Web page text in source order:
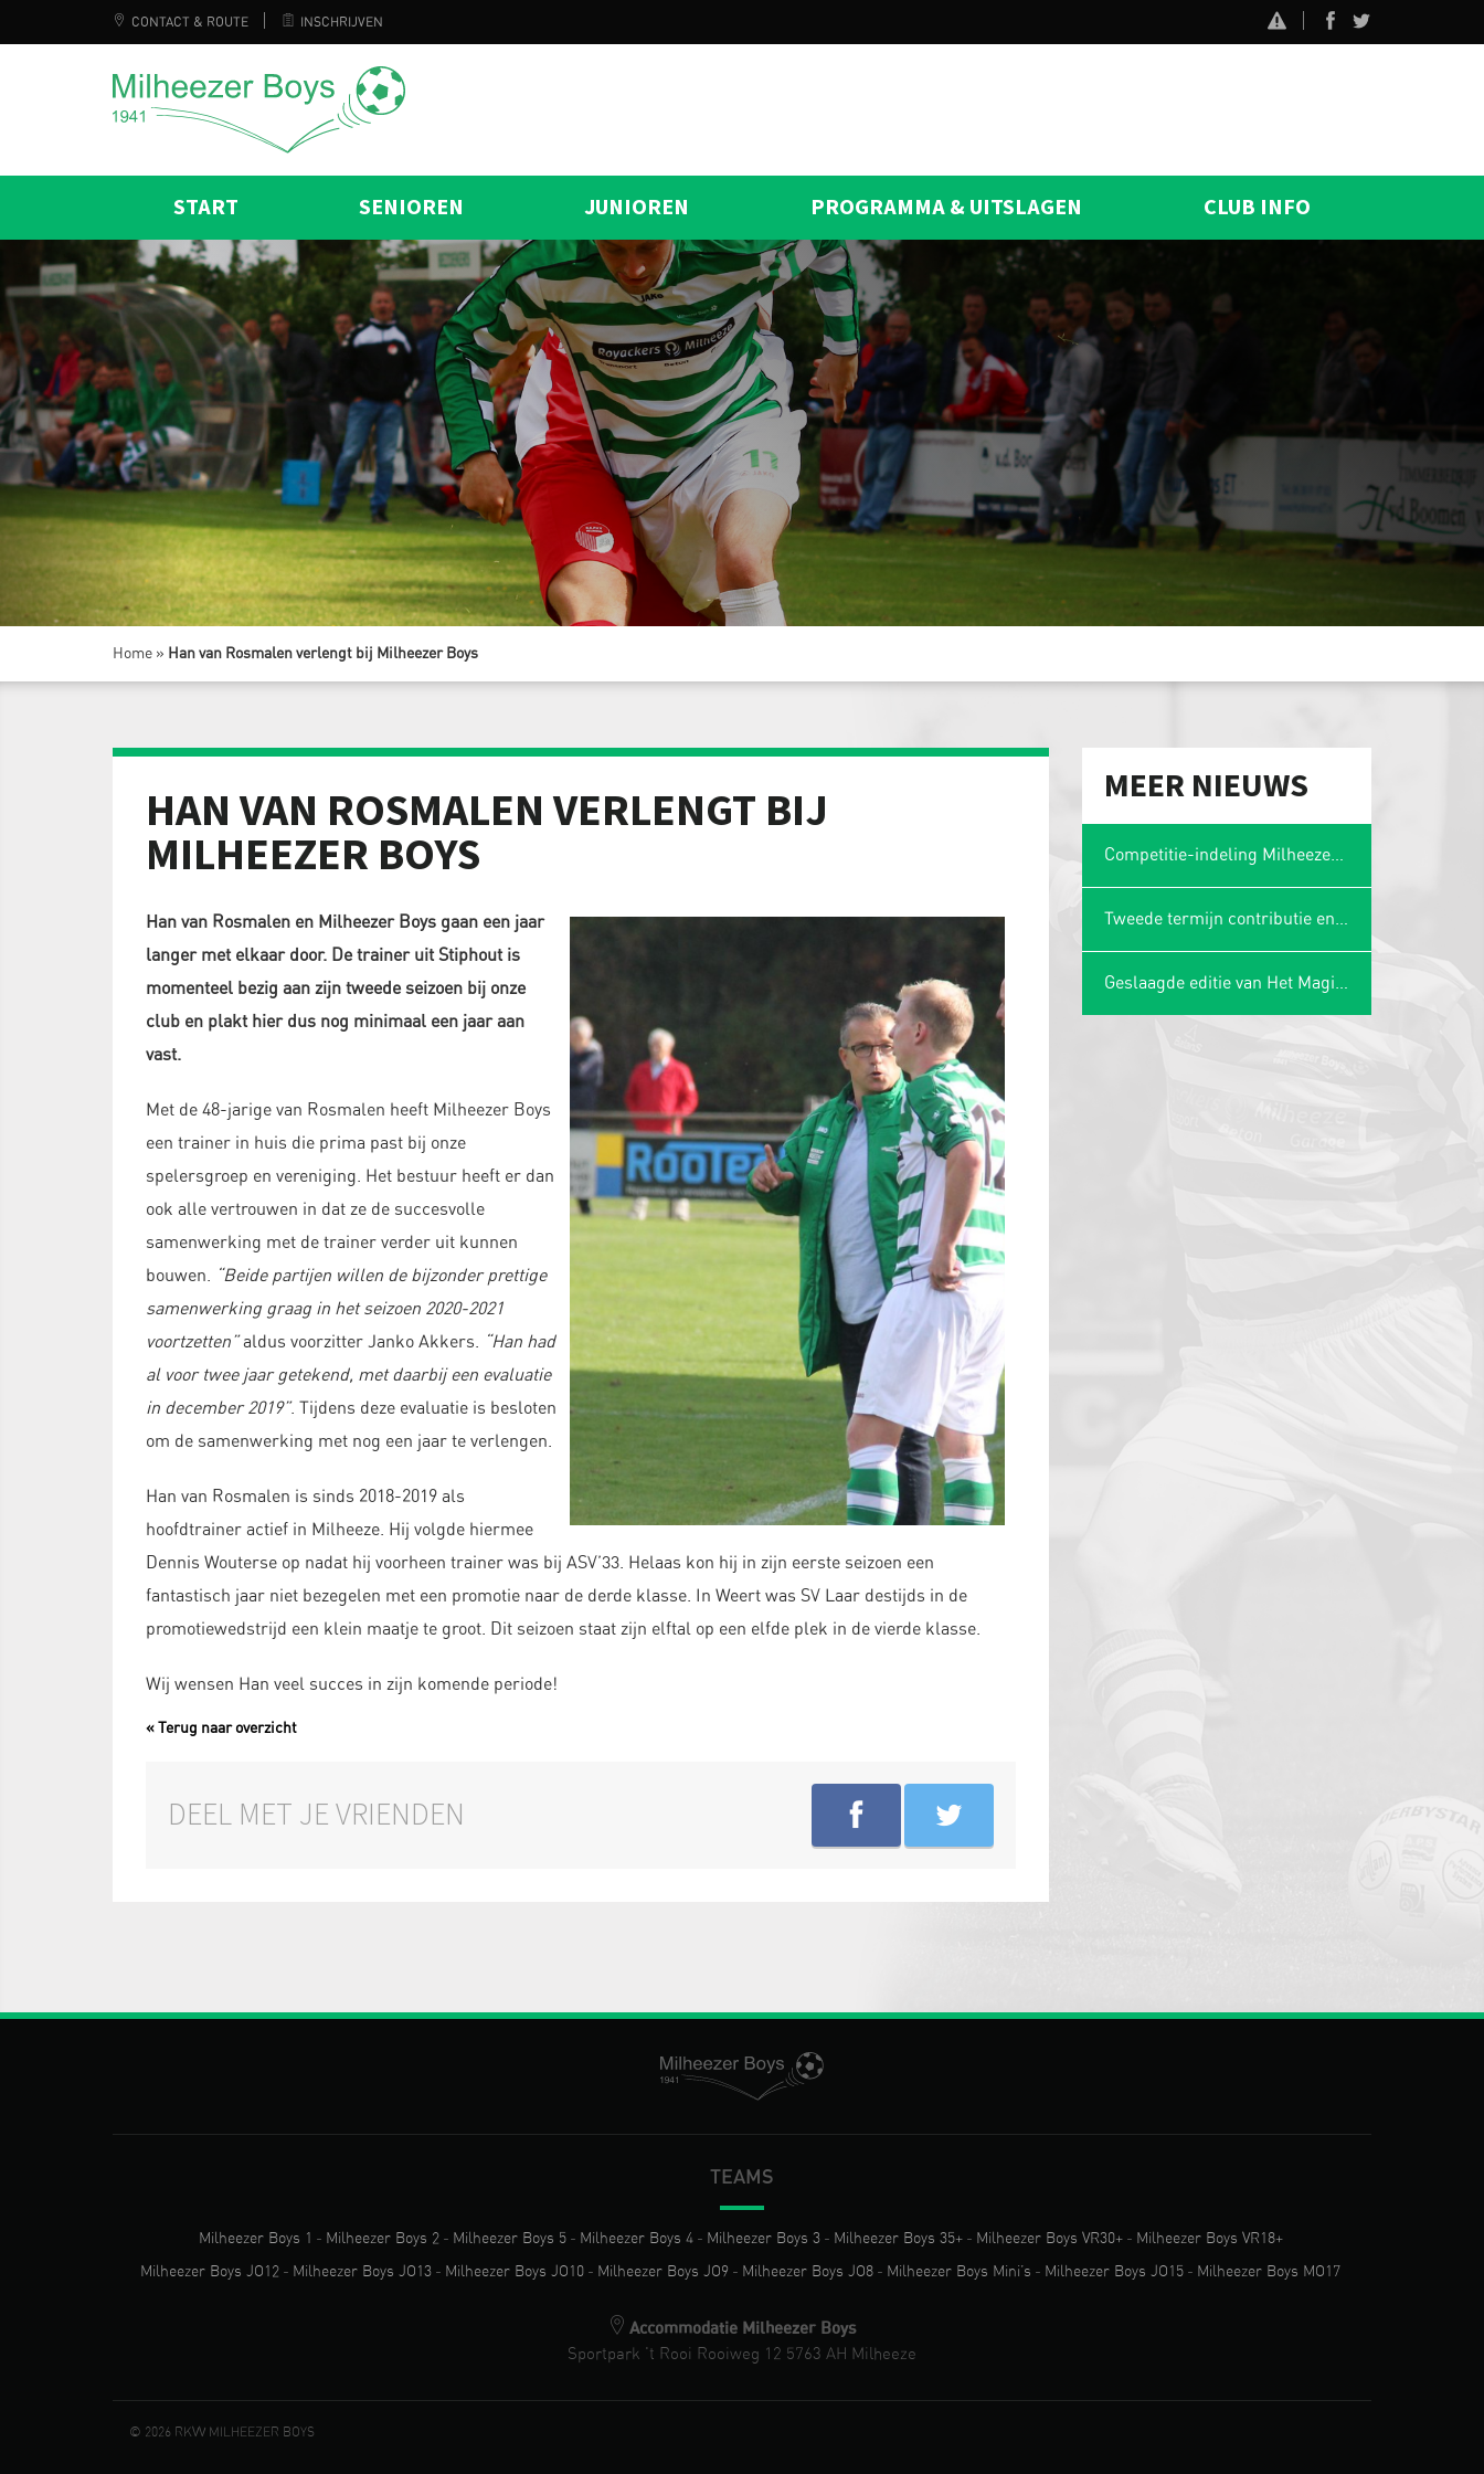
CONTACT & ROUTE INSCHRIJVEN
START SENIOREN JUNIOREN PROGRAMMA & UITSLAGEN CLUB INFO
Home » Han van Rosmalen verlengt bij Milheezer Boys
HAN VAN ROSMALEN VERLENGT BIJ
MILHEEZER BOYS
Han van Rosmalen en Milheezer Boys gaan een jaar
langer met elkaar door. De trainer uit Stiphout is
momenteel bezig aan zijn tweede seizoen bij onze
club en plakt hier dus nog minimaal een jaar aan
vast.
Met de 48-jarige van Rosmalen heeft Milheezer Boys
een trainer in huis die prima past bij onze
spelersgroep en vereniging. Het bestuur heeft er dan
ook alle vertrouwen in dat ze de succesvolle
samenwerking met de trainer verder uit kunnen
bouwen. “Beide partijen willen de bijzonder prettige
samenwerking graag in het seizoen 2020-2021
voortzetten”aldus voorzitter Janko Akkers. “Han had
al voor twee jaar getekend, met daarbij een evaluatie
in december 2019”. Tijdens deze evaluatie is besloten
om de samenwerking met nog een jaar te verlengen.
Han van Rosmalen is sinds 2018-2019 als
hoofdtrainer actief in Milheeze. Hij volgde hiermee
Dennis Wouterse op nadat hij voorheen trainer was bij ASV’33. Helaas kon hij in zijn eerste seizoen een
fantastisch jaar niet bezegelen met een promotie naar de derde klasse. In Weert was SV Laar destijds in de
promotiewedstrijd een klein maatje te groot. Dit seizoen staat zijn elftal op een elfde plek in de vierde klasse.
Wij wensen Han veel succes in zijn komende periode!
« Terug naar overzicht
DEEL MET JE VRIENDEN
MEER NIEUWS
Competitie-indeling Milheezer Boys 1 bekend: plaatsing in Limburgse hoek
Tweede termijn contributie en wasgelden 2025-2026
Geslaagde editie van Het Magische Spons Gezelligheidstoernooi
TEAMS
Milheezer Boys 1 - Milheezer Boys 2 - Milheezer Boys 5 - Milheezer Boys 4 - Milheezer Boys 3 - Milheezer Boys 35+ - Milheezer Boys VR30+ - Milheezer Boys VR18+
Milheezer Boys JO12 - Milheezer Boys JO13 - Milheezer Boys JO10 - Milheezer Boys JO9 - Milheezer Boys JO8 - Milheezer Boys Mini’s - Milheezer Boys JO15 - Milheezer Boys MO17
Accommodatie Milheezer Boys
Sportpark 't Rooi Rooiweg 12 5763 AH Milheeze
© 2026 RKVV MILHEEZER BOYS